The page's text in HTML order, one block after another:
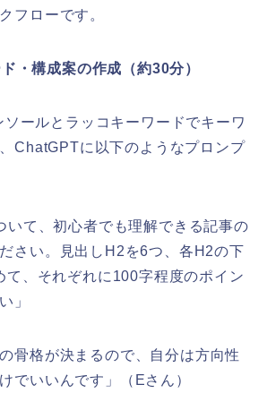
フローです。
・構成案の作成（約30分）
ールとラッコキーワードでキーワ
ChatGPTに以下のようなプロンプ
いて、初心者でも理解できる記事の
さい。見出しH2を6つ、各H2の下
て、それぞれに100字程度のポイン
」
骨格が決まるので、自分は方向性
でいいんです」（Eさん）